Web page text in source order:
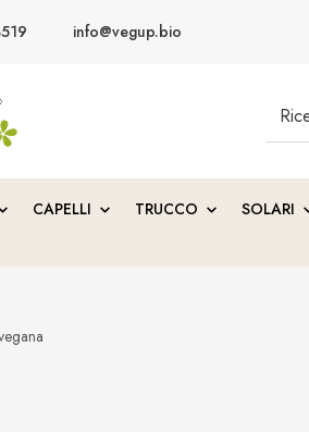
info@vegup.bio
for:
CAPELLI TRUCCO SOLARI